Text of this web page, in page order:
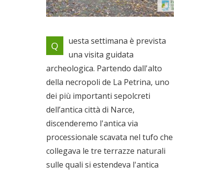
Dalla necropoli de La Petrina a
quella del Cavone di Monte Li
Santi
Il 20/10/2019
Q
uesta settimana è prevista
una visita guidata
archeologica. Partendo dall'alto
della necropoli de La Petrina, uno
dei più importanti sepolcreti
dell’antica città di Narce,
discenderemo l'antica via
processionale scavata nel tufo che
collegava le tre terrazze naturali
sulle quali si estendeva l'antica